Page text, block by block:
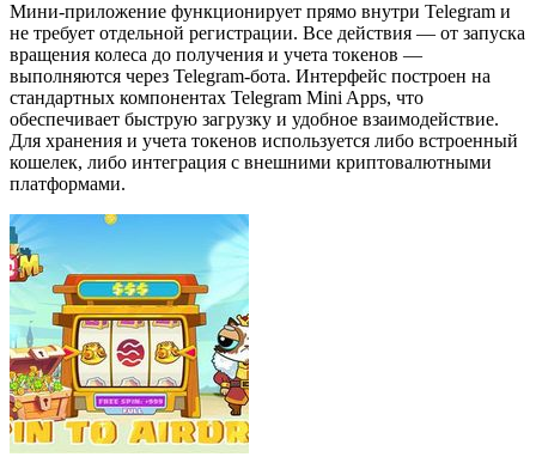
Мини-приложение функционирует прямо внутри Telegram и
не требует отдельной регистрации. Все действия — от запуска
вращения колеса до получения и учета токенов —
выполняются через Telegram-бота. Интерфейс построен на
стандартных компонентах Telegram Mini Apps, что
обеспечивает быструю загрузку и удобное взаимодействие.
Для хранения и учета токенов используется либо встроенный
кошелек, либо интеграция с внешними криптовалютными
платформами.